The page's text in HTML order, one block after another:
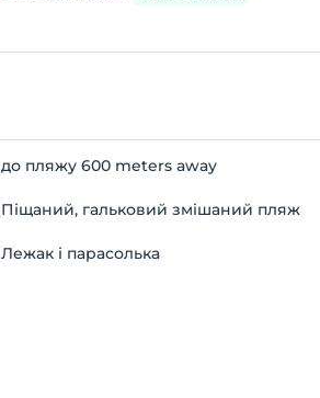
до пляжу 600 meters away
Піщаний, гальковий змішаний пляж
Лежак і парасолька